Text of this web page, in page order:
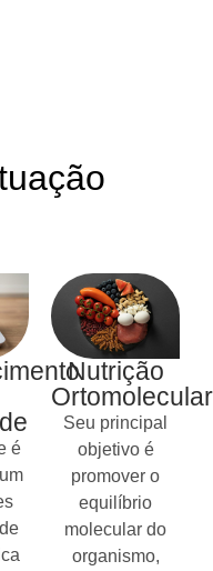
é
Nutrição
Ortomolecular
Seu principal
objetivo é
promover o
equilíbrio
molecular do
organismo,